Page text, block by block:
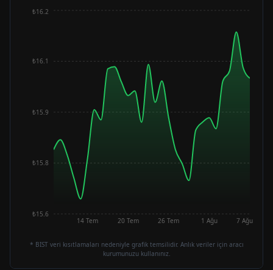
14 Tem 20 Tem 26 Tem 1 Ağu 7 Ağu
₺15.6
₺15.8
₺15.9
₺16.1
₺16.2
* BIST veri kısıtlamaları nedeniyle grafik temsilidir. Anlık veriler için aracı
kurumunuzu kullanınız.